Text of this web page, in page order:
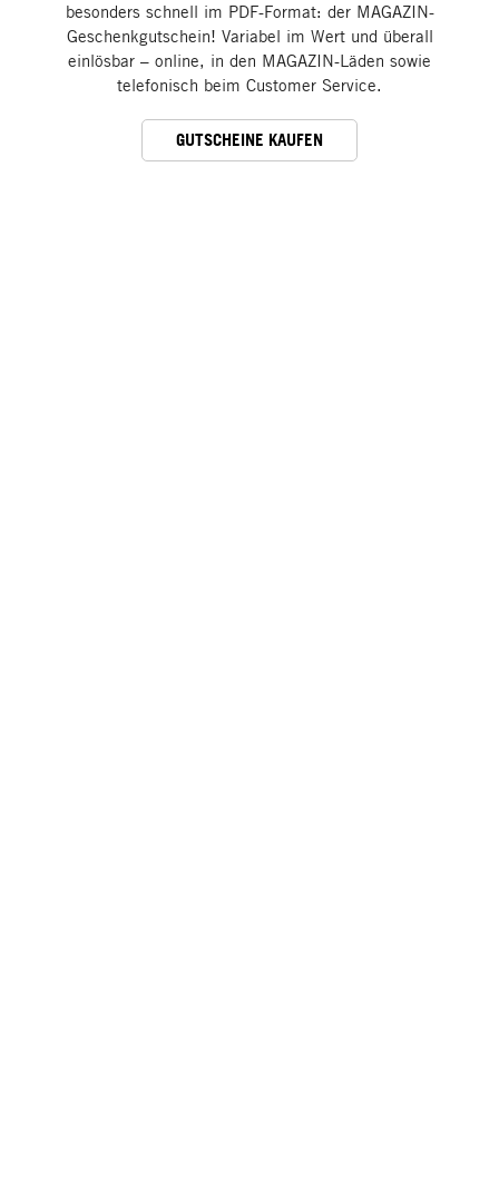
besonders schnell im PDF-Format: der MAGAZIN-
Geschenkgutschein! Variabel im Wert und überall
einlösbar – online, in den MAGAZIN-Läden sowie
telefonisch beim Customer Service.
GUTSCHEINE KAUFEN